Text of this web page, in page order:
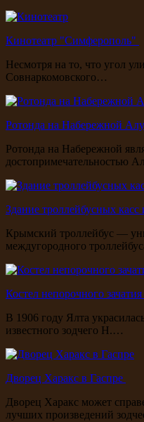
Кинотеатр "Симферополь"
Несмотря на то, что угол
Совнаркомовского…
Ротонда на Набережной
Ротонда на Набережной
достопримечательностью
Здание троллейбусных
Крымский троллейбус —
междугородного
Костел непорочного
В 1906 году Ялта
известного зодчего Н.…
Дворец Харакс в Гаспре
Дворец Харакс может
лучших произведений